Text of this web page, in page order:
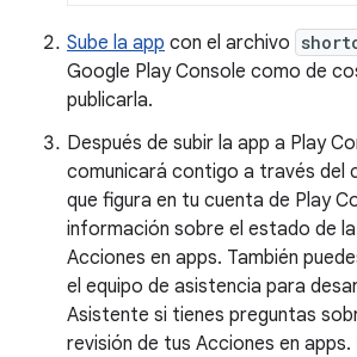
Sube la app con el archivo
Google Play Console como de
publicarla.
Después de subir la app a Play
comunicará contigo a través del
que figura en tu cuenta de Play
información sobre el estado de
Acciones en apps. También
el equipo de asistencia para
Asistente si tienes preguntas
revisión de tus Acciones en